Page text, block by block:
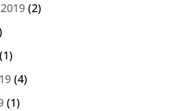
(2)
(4)
(1)